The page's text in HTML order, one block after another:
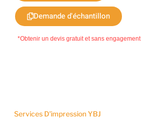
Demande d'échantillon
*Obtenir un devis gratuit et sans engagement
Services D'impression YBJ